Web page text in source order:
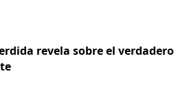
revela sobre el verdadero